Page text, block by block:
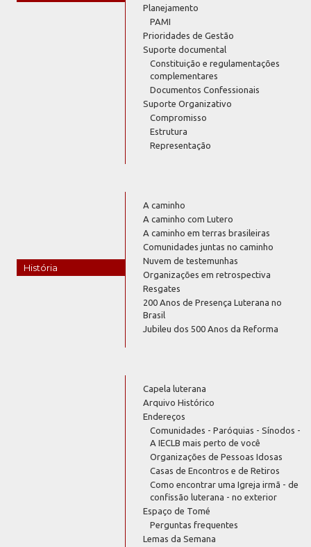
Planejamento
PAMI
Prioridades de Gestão
Suporte documental
Constituição e regulamentações
complementares
Documentos Confessionais
Suporte Organizativo
Compromisso
Estrutura
Representação
História
A caminho
A caminho com Lutero
A caminho em terras brasileiras
Comunidades juntas no caminho
Nuvem de testemunhas
Organizações em retrospectiva
Resgates
200 Anos de Presença Luterana no
Brasil
Jubileu dos 500 Anos da Reforma
Capela luterana
Arquivo Histórico
Endereços
Comunidades - Paróquias - Sínodos -
A IECLB mais perto de você
Organizações de Pessoas Idosas
Casas de Encontros e de Retiros
Como encontrar uma Igreja irmã - de
confissão luterana - no exterior
Espaço de Tomé
Perguntas frequentes
Lemas da Semana